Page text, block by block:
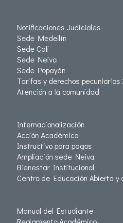
Notificaciones Judiciales
Sede Medellín
Sede Cali
Sede Neiva
Sede Popayán
Tarifas y derechos pecuniarios
Atención a la comunidad
Internacionalización
Acción Académica
Instructivo para pagos
Ampliación sede Neiva
Bienestar Institucional
Centro de Educación Abierta
Manual del Estudiante